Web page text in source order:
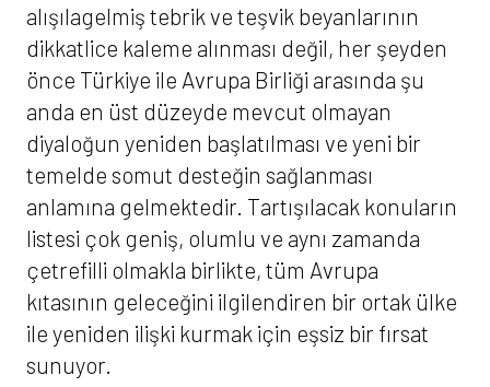
alışılagelmiş tebrik ve teşvik beyanlarının
dikkatlice kaleme alınması değil, her şeyden
önce Türkiye ile Avrupa Birliği arasında şu
anda en üst düzeyde mevcut olmayan
diyaloğun yeniden başlatılması ve yeni bir
temelde somut desteğin sağlanması
anlamına gelmektedir. Tartışılacak konuların
listesi çok geniş, olumlu ve aynı zamanda
çetrefilli olmakla birlikte, tüm Avrupa
kıtasının geleceğini ilgilendiren bir ortak ülke
ile yeniden ilişki kurmak için eşsiz bir fırsat
sunuyor.